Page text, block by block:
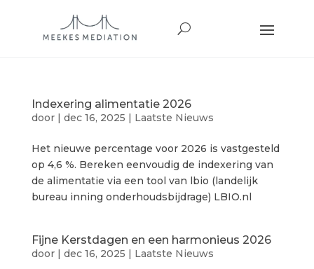
Indexering alimentatie 2026
door dec 16, 2025 Laatste Nieuws
Het nieuwe percentage voor 2026 is vastgesteld
op 4,6 %. Bereken eenvoudig de indexering van
de alimentatie via een tool van lbio (landelijk
bureau inning onderhoudsbijdrage) LBIO.nl
Fijne Kerstdagen en een harmonieus 2026
door dec 16, 2025 Laatste Nieuws